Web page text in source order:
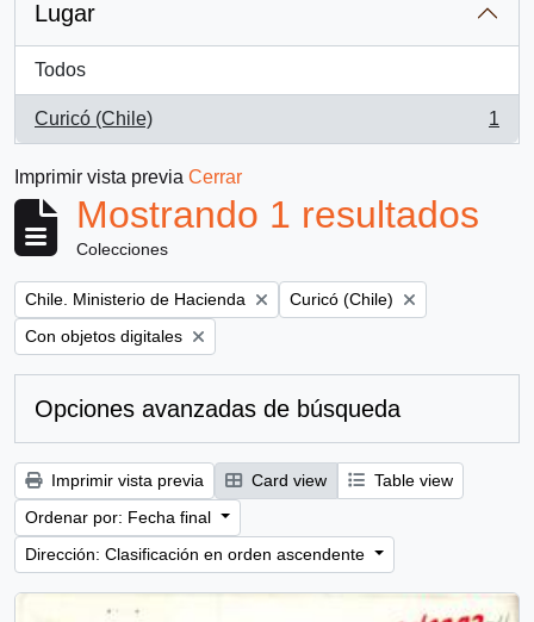
Lugar
Todos
Curicó (Chile)
, 1 resultados
1
Imprimir vista previa Cerrar
Mostrando 1 resultados
Colecciones
Remove filter:
Chile. Ministerio de Hacienda Remove filter:
Curicó (Chile)
Remove filter:
Con objetos digitales
Opciones avanzadas de búsqueda
Imprimir vista previa Card view
Table view
Ordenar por: Fecha final
Dirección: Clasificación en orden ascendente